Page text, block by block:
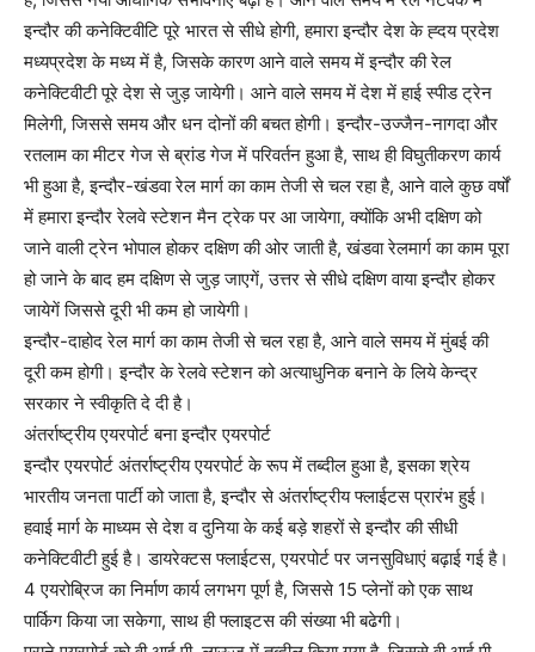
इन्दौर की कनेक्टिवीटि पूरे भारत से सीधे होगी, हमारा इन्दौर देश के ह्दय प्रदेश
मध्यप्रदेश के मध्य में है, जिसके कारण आने वाले समय में इन्दौर की रेल
कनेक्टिवीटी पूरे देश से जुड़ जायेगी। आने वाले समय में देश में हाई स्पीड ट्रेन
मिलेगी, जिससे समय और धन दोनों की बचत होगी। इन्दौर-उज्जैन-नागदा और
रतलाम का मीटर गेज से ब्रांड गेज में परिवर्तन हुआ है, साथ ही विघुतीकरण कार्य
भी हुआ है, इन्दौर-खंडवा रेल मार्ग का काम तेजी से चल रहा है, आने वाले कुछ वर्षों
में हमारा इन्दौर रेलवे स्टेशन मैन ट्रेक पर आ जायेगा, क्योंकि अभी दक्षिण को
जाने वाली ट्रेन भोपाल होकर दक्षिण की ओर जाती है, खंडवा रेलमार्ग का काम पूरा
हो जाने के बाद हम दक्षिण से जुड़ जाएगें, उत्तर से सीधे दक्षिण वाया इन्दौर होकर
जायेगें जिससे दूरी भी कम हो जायेगी।
इन्दौर-दाहोद रेल मार्ग का काम तेजी से चल रहा है, आने वाले समय में मुंबई की
दूरी कम होगी। इन्दौर के रेलवे स्टेशन को अत्याधुनिक बनाने के लिये केन्द्र
सरकार ने स्वीकृति दे दी है।
अंतर्राष्ट्रीय एयरपोर्ट बना इन्दौर एयरपोर्ट
इन्दौर एयरपोर्ट अंतर्राष्ट्रीय एयरपोर्ट के रूप में तब्दील हुआ है, इसका श्रेय
भारतीय जनता पार्टी को जाता है, इन्दौर से अंतर्राष्ट्रीय फ्लाईटस प्रारंभ हुई।
हवाई मार्ग के माध्यम से देश व दुनिया के कई बड़े शहरों से इन्दौर की सीधी
कनेक्टिवीटी हुई है। डायरेक्टस फ्लाईटस, एयरपोर्ट पर जनसुविधाएं बढ़ाई गई है।
4 एयरोब्रिज का निर्माण कार्य लगभग पूर्ण है, जिससे 15 प्लेनों को एक साथ
पार्किग किया जा सकेगा, साथ ही फ्लाइटस की संख्या भी बढेगी।